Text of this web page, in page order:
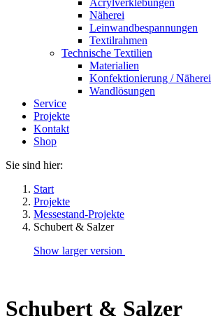
Acrylverklebungen
Näherei
Leinwandbespannungen
Textilrahmen
Technische Textilien
Materialien
Konfektionierung / Näherei
Wandlösungen
Service
Projekte
Kontakt
Shop
Sie sind hier:
Start
Projekte
Messestand-Projekte
Schubert & Salzer
Show larger version
Schubert & Salzer